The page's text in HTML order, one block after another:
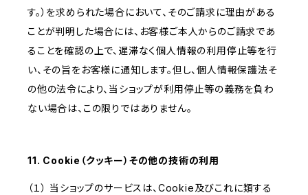
す。）を求められた場合において、そのご請求に理由がある
ことが判明した場合には、お客様ご本人からのご請求であ
ることを確認の上で、遅滞なく個人情報の利用停止等を行
い、その旨をお客様に通知します。但し、個人情報保護法そ
の他の法令により、当ショップが利用停止等の義務を負わ
ない場合は、この限りではありません。
11. Cookie（クッキー）その他の技術の利用
（１） 当ショップのサービスは、Cookie及びこれに類する